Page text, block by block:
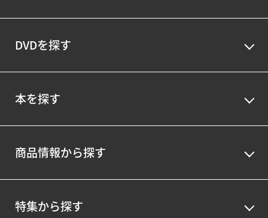
DVDを探す
本を探す
商品情報から探す
特集から探す